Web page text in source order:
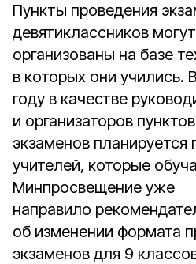
Пункты проведения
девятиклассников
организованы на базе
в которых они учились.
году в качестве
и организаторов
экзаменов планируется
учителей, которые
Минпросвещение уже
направило
об изменении формата
экзаменов для 9